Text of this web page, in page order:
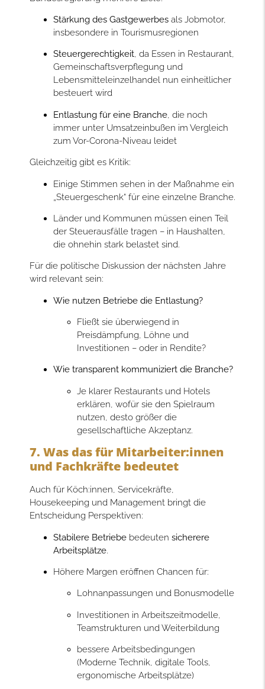
Stärkung des Gastgewerbes als Jobmotor,
insbesondere in Tourismusregionen
Steuergerechtigkeit, da Essen in Restaurant,
Gemeinschaftsverpflegung und
Lebensmitteleinzelhandel nun einheitlicher
besteuert wird
Entlastung für eine Branche, die noch
immer unter Umsatzeinbußen im Vergleich
zum Vor-Corona-Niveau leidet
Gleichzeitig gibt es Kritik:
Einige Stimmen sehen in der Maßnahme ein
„Steuergeschenk“ für eine einzelne Branche.
Länder und Kommunen müssen einen Teil
der Steuerausfälle tragen – in Haushalten,
die ohnehin stark belastet sind.
Für die politische Diskussion der nächsten Jahre
wird relevant sein:
Wie nutzen Betriebe die Entlastung?
Fließt sie überwiegend in
Preisdämpfung, Löhne und
Investitionen – oder in Rendite?
Wie transparent kommuniziert die Branche?
Je klarer Restaurants und Hotels
erklären, wofür sie den Spielraum
nutzen, desto größer die
gesellschaftliche Akzeptanz.
7. Was das für Mitarbeiter:innen
und Fachkräfte bedeutet
Auch für Köch:innen, Servicekräfte,
Housekeeping und Management bringt die
Entscheidung Perspektiven:
Stabilere Betriebe bedeuten sicherere
Arbeitsplätze.
Höhere Margen eröffnen Chancen für:
Lohnanpassungen und Bonusmodelle
Investitionen in Arbeitszeitmodelle,
Teamstrukturen und Weiterbildung
bessere Arbeitsbedingungen
(Moderne Technik, digitale Tools,
ergonomische Arbeitsplätze)